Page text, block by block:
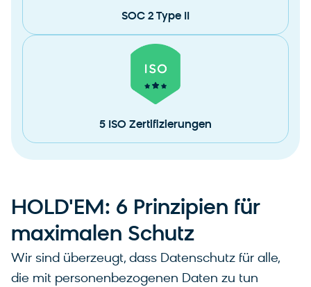
SOC 2 Type II
5 ISO Zertifizierungen
HOLD'EM: 6 Prinzipien für
maximalen Schutz
Wir sind überzeugt, dass Datenschutz für alle,
die mit personenbezogenen Daten zu tun